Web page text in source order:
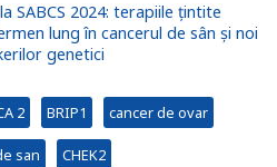
SABCS 2024: terapiile țintite
lung în cancerul de sân și noi
genetici
2 BRIP1 cancer de ovar
san CHEK2